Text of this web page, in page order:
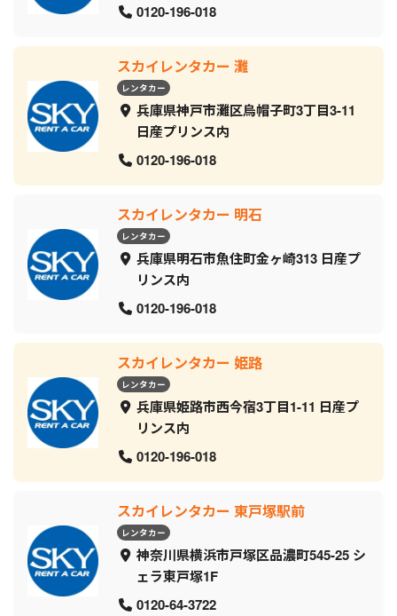
0120-196-018
スカイレンタカー 灘
レンタカー
兵庫県神戸市灘区烏帽子町3丁目3-11
日産プリンス内
0120-196-018
スカイレンタカー 明石
レンタカー
兵庫県明石市魚住町金ヶ崎313 日産プ
リンス内
0120-196-018
スカイレンタカー 姫路
レンタカー
兵庫県姫路市西今宿3丁目1-11 日産プ
リンス内
0120-196-018
スカイレンタカー 東戸塚駅前
レンタカー
神奈川県横浜市戸塚区品濃町545-25 シ
ェラ東戸塚1F
0120-64-3722